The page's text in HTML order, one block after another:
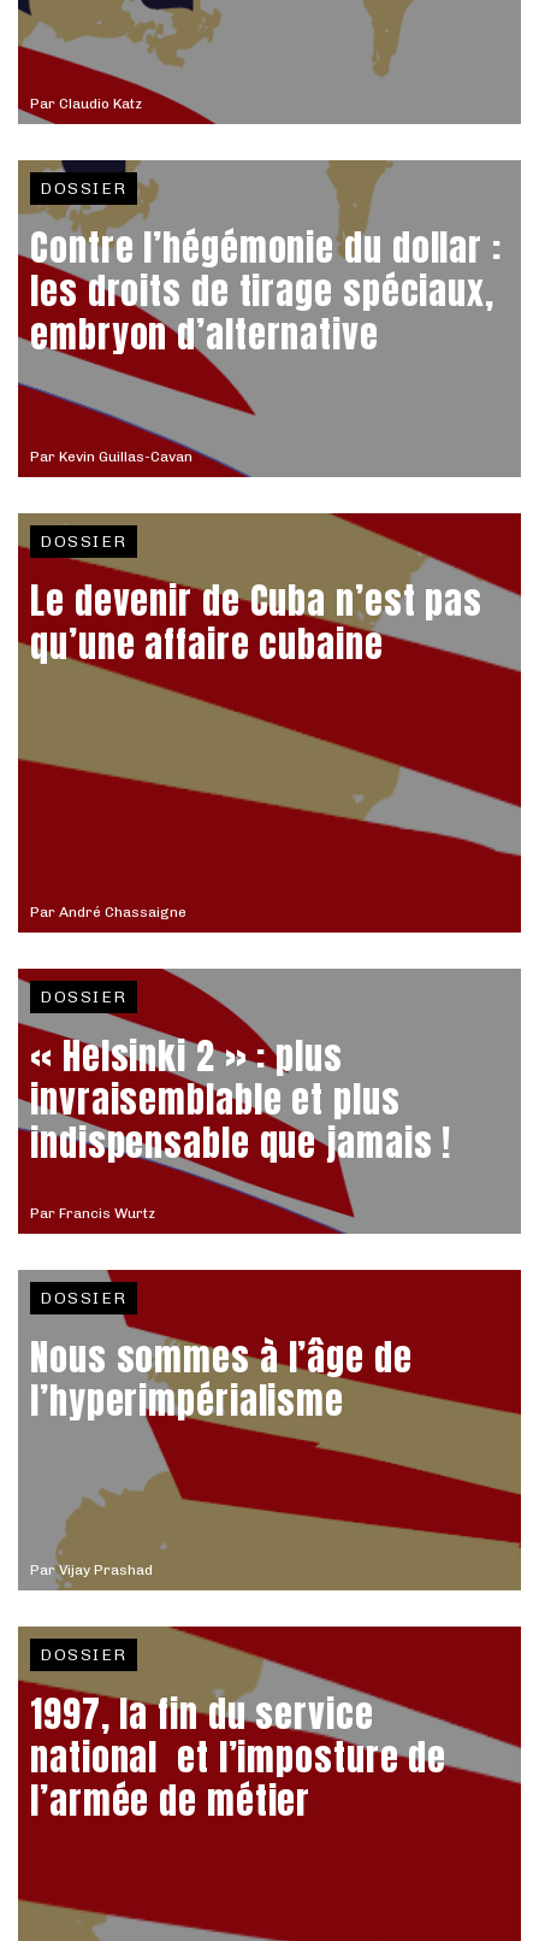
Par Claudio Katz
Par Kevin Guillas-Cavan
DOSSIER
Contre l’hégémonie du dollar :
les droits de tirage spéciaux,
embryon d’alternative
Par André Chassaigne
DOSSIER
Le devenir de Cuba n’est pas
qu’une affaire cubaine
Par Francis Wurtz
DOSSIER
« Helsinki 2 » : plus
invraisemblable et plus
indispensable que jamais !
ParVijay Prashad
DOSSIER
Nous sommes à l’âge de
l’hyperimpérialisme
DOSSIER
1997, la fin du service
national et l’imposture de
l’armée de métier